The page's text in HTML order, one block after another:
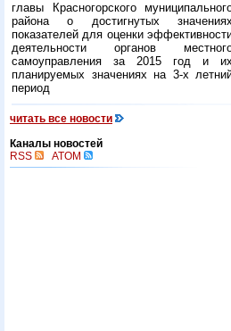
главы Красногорского
района о достигнутых
показателей для оценки
деятельности органов
самоуправления за 2015 год и
планируемых значениях на 3-х
период
читать все новости
Каналы новостей
RSS
ATOM